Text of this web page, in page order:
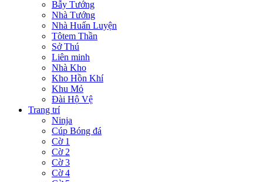
Bẫy Tướng
Nhà Tướng
Nhà Huấn Luyện
Tôtem Thần
Sở Thú
Liên minh
Nhà Kho
Kho Hồn Khí
Khu Mỏ
Đài Hộ Vệ
Trang trí
Ninja
Cúp Bóng đá
Cờ 1
Cờ 2
Cờ 3
Cờ 4